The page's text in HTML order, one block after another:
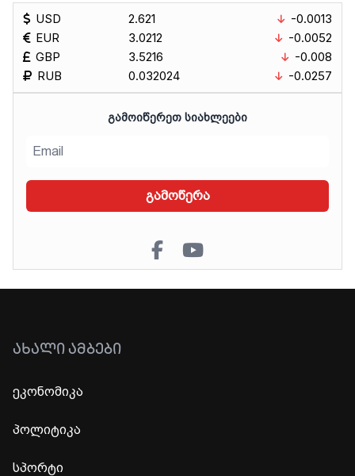
USD
EUR
GBP
RUB
2.621
3.0212
3.5216
0.032024
-0.0013
-0.0052
-0.008
-0.0257
ᲒᲐᲛᲝᲘᲬᲔᲠᲔᲗ ᲡᲘᲐᲮᲚᲔᲔᲑᲘ
გამოწერა
ᲐᲮᲐᲚᲘ ᲐᲛᲑᲔᲑᲘ
ეკონომიკა
პოლიტიკა
სპორტი